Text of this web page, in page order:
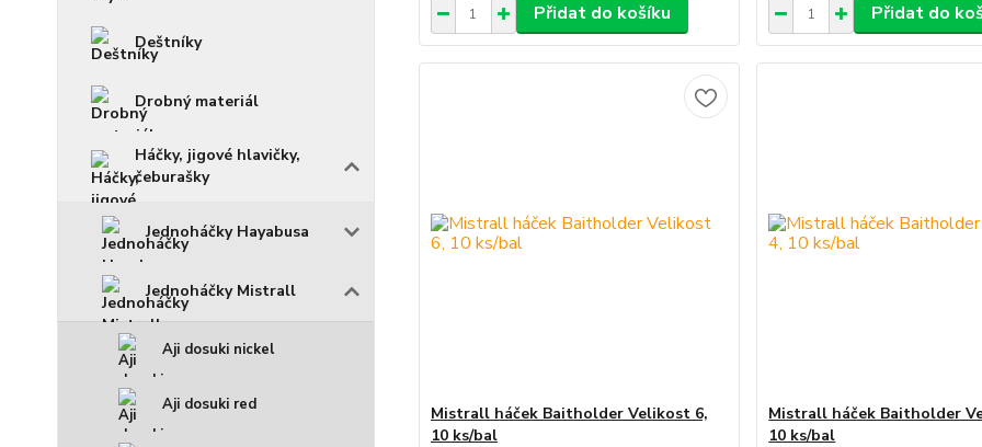
Deštníky
Drobný materiál
Háčky, jigové hlavičky,
čeburašky
Jednoháčky Hayabusa
Jednoháčky Mistrall
Aji dosuki nickel
Aji dosuki red
Přidat do košíku Přidat do
Mistrall háček Baitholder Velikost 6,
10 ks/bal
Mistrall háček Baitholder
10 ks/bal